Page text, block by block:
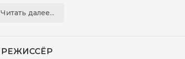
Читать далее...
РЕЖИССЁР